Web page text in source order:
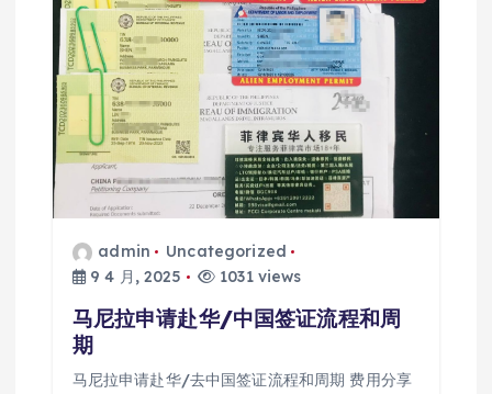
admin
Uncategorized
9 4 月, 2025
1031 views
马尼拉申请赴华/中国签证流程和周
期
马尼拉申请赴华/去中国签证流程和周期 费用分享